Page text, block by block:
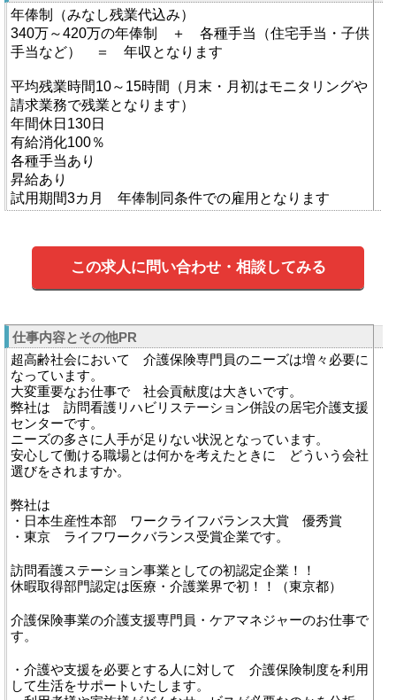
年俸制（みなし残業代込み）
340万～420万の年俸制 ＋ 各種手当（住宅手当・子供
手当など） ＝ 年収となります
平均残業時間10～15時間（月末・月初はモニタリングや
請求業務で残業となります）
年間休日130日
有給消化100％
各種手当あり
昇給あり
試用期間3カ月 年俸制同条件での雇用となります
この求人に問い合わせ・相談してみる
仕事内容とその他PR
超高齢社会において 介護保険専門員のニーズは増々必要に
なっています。
大変重要なお仕事で 社会貢献度は大きいです。
弊社は 訪問看護リハビリステーション併設の居宅介護支援
センターです。
ニーズの多さに人手が足りない状況となっています。
安心して働ける職場とは何かを考えたときに どういう会社
選びをされますか。
弊社は
・日本生産性本部 ワークライフバランス大賞 優秀賞
・東京 ライフワークバランス受賞企業です。
訪問看護ステーション事業としての初認定企業！！
休暇取得部門認定は医療・介護業界で初！！（東京都）
介護保険事業の介護支援専門員・ケアマネジャーのお仕事で
す。
・介護や支援を必要とする人に対して 介護保険制度を利用
して生活をサポートいたします。